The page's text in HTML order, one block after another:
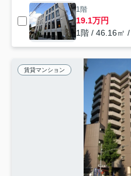
1階
19.1万円
1階 / 46.16㎡
賃貸マンション